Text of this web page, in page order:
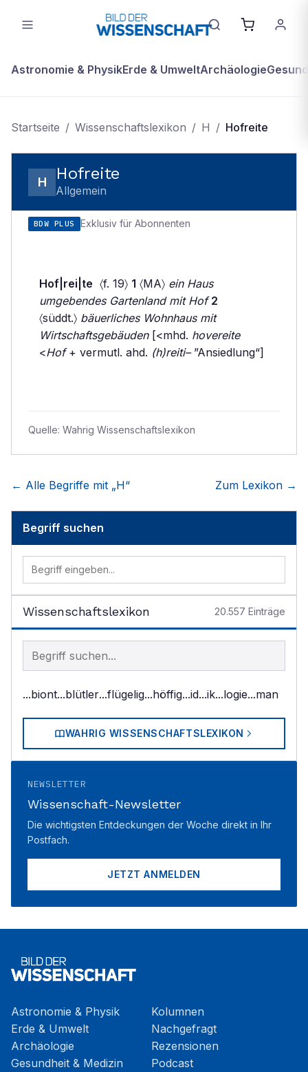
Astronomie & PhysikErde & UmweltArchäologie
Startseite / Wissenschaftslexikon / H / Hofreite
H Hofreite
Allgemein
BDW PLUS Exklusiv für Abonnenten
Hof|rei|te 〈f. 19〉 1 〈MA〉 ein Haus
umgebendes Gartenland mit Hof 2
〈süddt.〉 bäuerliches Wohnhaus mit
Wirtschaftsgebäuden[<mhd. hovereite
<Hof+ vermutl. ahd. (h)reiti–”Ansiedlung“]
Quelle: Wahrig Wissenschaftslexikon
← Alle Begriffe mit „H“ Zum Lexikon →
Begriff suchen
Wissenschaftslexikon 20.557 Einträge
Begriff im Lexikon suchen
...biont...blütler...flügelig...höffig...id...ik...logie...man
WAHRIG WISSENSCHAFTSLEXIKON
NEWSLETTER
Wissenschaft-Newsletter
Die wichtigsten Entdeckungen der Woche direkt in Ihr
Postfach.
JETZT ANMELDEN
Astronomie & Physik
Erde & Umwelt
Archäologie
Gesundheit & Medizin
Kolumnen
Nachgefragt
Rezensionen
Podcast